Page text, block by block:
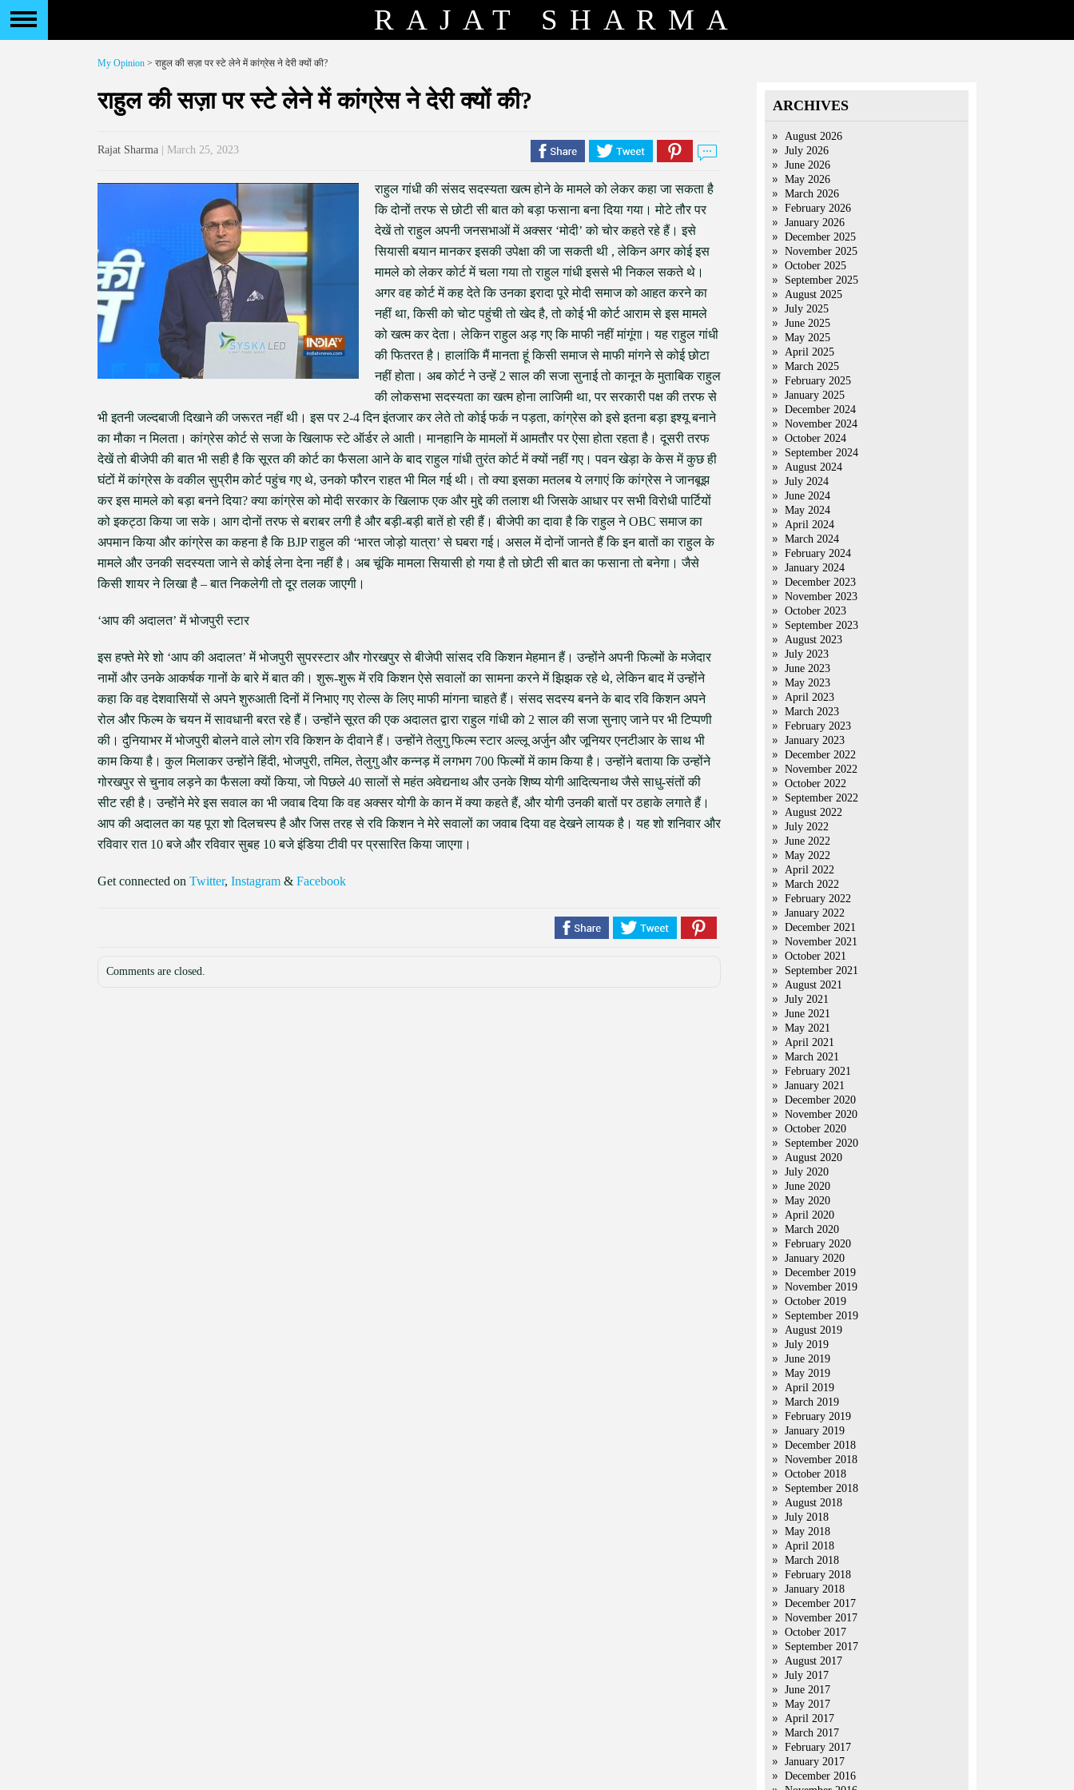
RAJAT SHARMA
My Opinion > राहुल की सज़ा पर स्टे लेने में कांग्रेस ने देरी क्यों की?
राहुल की सज़ा पर स्टे लेने में कांग्रेस ने देरी क्यों की?
Rajat Sharma | March 25, 2023
राहुल गांधी की संसद सदस्यता खत्म होने के मामले को लेकर कहा जा सकता है
कि दोनों तरफ से छोटी सी बात को बड़ा फसाना बना दिया गया। मोटे तौर पर
देखें तो राहुल अपनी जनसभाओं में अक्सर ‘मोदी’ को चोर कहते रहे हैं। इसे
सियासी बयान मानकर इसकी उपेक्षा की जा सकती थी , लेकिन अगर कोई इस
मामले को लेकर कोर्ट में चला गया तो राहुल गांधी इससे भी निकल सकते थे।
अगर वह कोर्ट में कह देते कि उनका इरादा पूरे मोदी समाज को आहत करने का
नहीं था, किसी को चोट पहुंची तो खेद है, तो कोई भी कोर्ट आराम से इस मामले
को खत्म कर देता। लेकिन राहुल अड़ गए कि माफी नहीं मांगूंगा। यह राहुल गांधी
की फितरत है। हालांकि मैं मानता हूं किसी समाज से माफी मांगने से कोई छोटा
नहीं होता। अब कोर्ट ने उन्हें 2 साल की सजा सुनाई तो कानून के मुताबिक राहुल
की लोकसभा सदस्यता का खत्म होना लाजिमी था, पर सरकारी पक्ष की तरफ से
भी इतनी जल्दबाजी दिखाने की जरूरत नहीं थी। इस पर 2-4 दिन इंतजार कर लेते तो कोई फर्क न पड़ता, कांग्रेस को इसे इतना बड़ा इश्यू बनाने
का मौका न मिलता। कांग्रेस कोर्ट से सजा के खिलाफ स्टे ऑर्डर ले आती। मानहानि के मामलों में आमतौर पर ऐसा होता रहता है। दूसरी तरफ
देखें तो बीजेपी की बात भी सही है कि सूरत की कोर्ट का फैसला आने के बाद राहुल गांधी तुरंत कोर्ट में क्यों नहीं गए। पवन खेड़ा के केस में कुछ ही
घंटों में कांग्रेस के वकील सुप्रीम कोर्ट पहुंच गए थे, उनको फौरन राहत भी मिल गई थी। तो क्या इसका मतलब ये लगाएं कि कांग्रेस ने जानबूझ
कर इस मामले को बड़ा बनने दिया? क्या कांग्रेस को मोदी सरकार के खिलाफ एक और मुद्दे की तलाश थी जिसके आधार पर सभी विरोधी पार्टियों
को इकट्ठा किया जा सके। आग दोनों तरफ से बराबर लगी है और बड़ी-बड़ी बातें हो रही हैं। बीजेपी का दावा है कि राहुल ने OBC समाज का
अपमान किया और कांग्रेस का कहना है कि BJP राहुल की ‘भारत जोड़ो यात्रा’ से घबरा गई। असल में दोनों जानते हैं कि इन बातों का राहुल के
मामले और उनकी सदस्यता जाने से कोई लेना देना नहीं है। अब चूंकि मामला सियासी हो गया है तो छोटी सी बात का फसाना तो बनेगा। जैसे
किसी शायर ने लिखा है – बात निकलेगी तो दूर तलक जाएगी।
‘आप की अदालत’ में भोजपुरी स्टार
इस हफ्ते मेरे शो ‘आप की अदालत’ में भोजपुरी सुपरस्टार और गोरखपुर से बीजेपी सांसद रवि किशन मेहमान हैं। उन्होंने अपनी फिल्मों के मजेदार
नामों और उनके आकर्षक गानों के बारे में बात की। शुरू-शुरू में रवि किशन ऐसे सवालों का सामना करने में झिझक रहे थे, लेकिन बाद में उन्होंने
कहा कि वह देशवासियों से अपने शुरुआती दिनों में निभाए गए रोल्स के लिए माफी मांगना चाहते हैं। संसद सदस्य बनने के बाद रवि किशन अपने
रोल और फिल्म के चयन में सावधानी बरत रहे हैं। उन्होंने सूरत की एक अदालत द्वारा राहुल गांधी को 2 साल की सजा सुनाए जाने पर भी टिप्पणी
की। दुनियाभर में भोजपुरी बोलने वाले लोग रवि किशन के दीवाने हैं। उन्होंने तेलुगु फिल्म स्टार अल्लू अर्जुन और जूनियर एनटीआर के साथ भी
काम किया है। कुल मिलाकर उन्होंने हिंदी, भोजपुरी, तमिल, तेलुगु और कन्नड़ में लगभग 700 फिल्मों में काम किया है। उन्होंने बताया कि उन्होंने
गोरखपुर से चुनाव लड़ने का फैसला क्यों किया, जो पिछले 40 सालों से महंत अवेद्यनाथ और उनके शिष्य योगी आदित्यनाथ जैसे साधु-संतों की
सीट रही है। उन्होंने मेरे इस सवाल का भी जवाब दिया कि वह अक्सर योगी के कान में क्या कहते हैं, और योगी उनकी बातों पर ठहाके लगाते हैं।
आप की अदालत का यह पूरा शो दिलचस्प है और जिस तरह से रवि किशन ने मेरे सवालों का जवाब दिया वह देखने लायक है। यह शो शनिवार और
रविवार रात 10 बजे और रविवार सुबह 10 बजे इंडिया टीवी पर प्रसारित किया जाएगा।
Get connected on Twitter, Instagram & Facebook
Comments are closed.
ARCHIVES
August 2026
July 2026
June 2026
May 2026
March 2026
February 2026
January 2026
December 2025
November 2025
October 2025
September 2025
August 2025
July 2025
June 2025
May 2025
April 2025
March 2025
February 2025
January 2025
December 2024
November 2024
October 2024
September 2024
August 2024
July 2024
June 2024
May 2024
April 2024
March 2024
February 2024
January 2024
December 2023
November 2023
October 2023
September 2023
August 2023
July 2023
June 2023
May 2023
April 2023
March 2023
February 2023
January 2023
December 2022
November 2022
October 2022
September 2022
August 2022
July 2022
June 2022
May 2022
April 2022
March 2022
February 2022
January 2022
December 2021
November 2021
October 2021
September 2021
August 2021
July 2021
June 2021
May 2021
April 2021
March 2021
February 2021
January 2021
December 2020
November 2020
October 2020
September 2020
August 2020
July 2020
June 2020
May 2020
April 2020
March 2020
February 2020
January 2020
December 2019
November 2019
October 2019
September 2019
August 2019
July 2019
June 2019
May 2019
April 2019
March 2019
February 2019
January 2019
December 2018
November 2018
October 2018
September 2018
August 2018
July 2018
May 2018
April 2018
March 2018
February 2018
January 2018
December 2017
November 2017
October 2017
September 2017
August 2017
July 2017
June 2017
May 2017
April 2017
March 2017
February 2017
January 2017
December 2016